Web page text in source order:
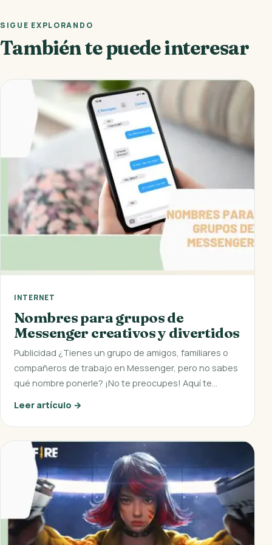
SIGUE EXPLORANDO
También te puede interesar
INTERNET
Nombres para grupos de
Messenger creativos y divertidos
Publicidad ¿Tienes un grupo de amigos, familiares o
compañeros de trabajo en Messenger, pero no sabes
qué nombre ponerle? ¡No te preocupes! Aquí te…
Leer artículo →